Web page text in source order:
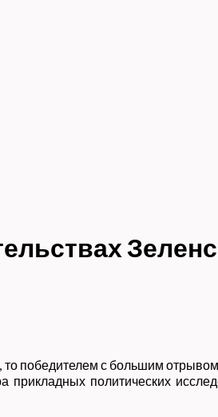
то победителем с большим
политических